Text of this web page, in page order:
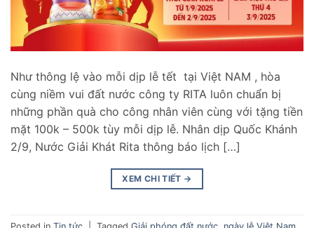
Như thông lệ vào mỗi dịp lễ tết tại Việt NAM , hòa
cùng niềm vui đất nước công ty RITA luôn chuẩn bị
những phần quà cho công nhân viên cùng với tặng tiền
mặt 100k – 500k tùy mỗi dịp lễ. Nhân dịp Quốc Khánh
2/9, Nước Giải Khát Rita thông báo lịch […]
XEM CHI TIẾT →